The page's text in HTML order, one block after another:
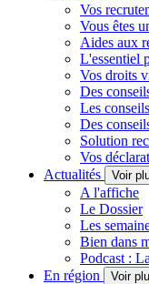
Vos
Vous êtes
Aides aux
L'essentiel
Vos droits
Des
Les
Des
Solution
Vos
Actualités
Voir
A l'affiche
Le Dossier
Les
Bien dans
Podcast :
En région
Voir